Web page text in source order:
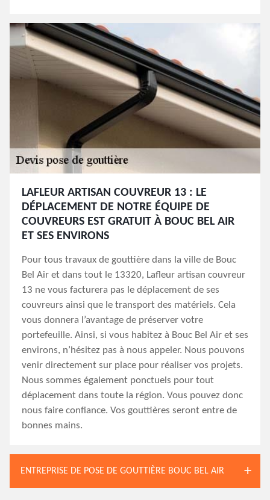
LAFLEUR ARTISAN COUVREUR 13 : LE
DÉPLACEMENT DE NOTRE ÉQUIPE DE
COUVREURS EST GRATUIT À BOUC BEL AIR
ET SES ENVIRONS
Pour tous travaux de gouttière dans la ville de Bouc
Bel Air et dans tout le 13320, Lafleur artisan couvreur
13 ne vous facturera pas le déplacement de ses
couvreurs ainsi que le transport des matériels. Cela
vous donnera l’avantage de préserver votre
portefeuille. Ainsi, si vous habitez à Bouc Bel Air et ses
environs, n’hésitez pas à nous appeler. Nous pouvons
venir directement sur place pour réaliser vos projets.
Nous sommes également ponctuels pour tout
déplacement dans toute la région. Vous pouvez donc
nous faire confiance. Vos gouttières seront entre de
bonnes mains.
ENTREPRISE DE POSE DE GOUTTIÈRE BOUC BEL AIR